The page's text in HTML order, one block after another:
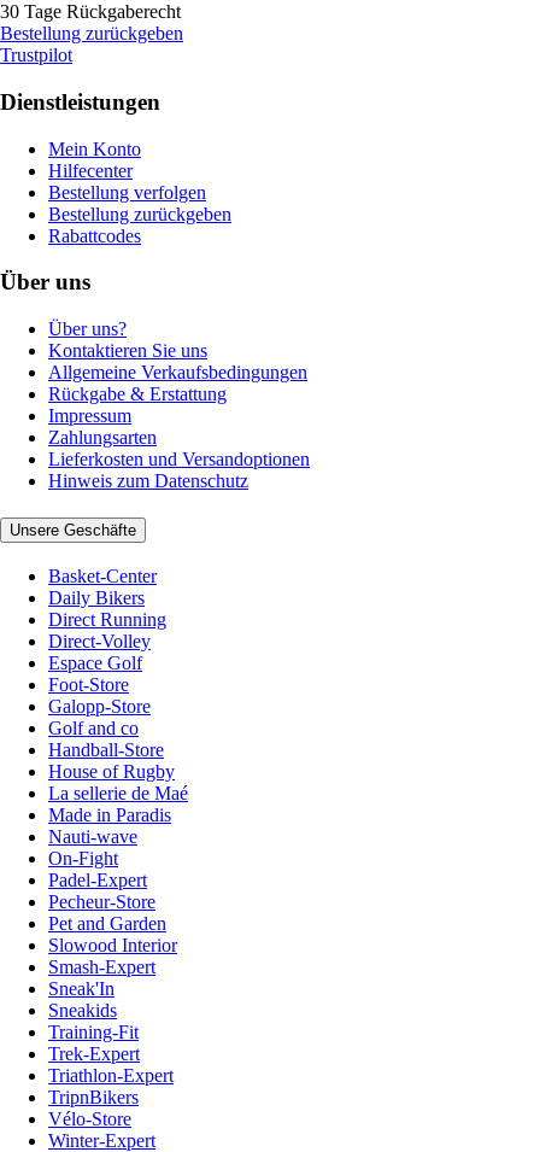
30 Tage Rückgaberecht
Bestellung zurückgeben
Trustpilot
Dienstleistungen
Mein Konto
Hilfecenter
Bestellung verfolgen
Bestellung zurückgeben
Rabattcodes
Über uns
Über uns?
Kontaktieren Sie uns
Allgemeine Verkaufsbedingungen
Rückgabe & Erstattung
Impressum
Zahlungsarten
Lieferkosten und Versandoptionen
Hinweis zum Datenschutz
Unsere Geschäfte
Basket-Center
Daily Bikers
Direct Running
Direct-Volley
Espace Golf
Foot-Store
Galopp-Store
Golf and co
Handball-Store
House of Rugby
La sellerie de Maé
Made in Paradis
Nauti-wave
On-Fight
Padel-Expert
Pecheur-Store
Pet and Garden
Slowood Interior
Smash-Expert
Sneak'In
Sneakids
Training-Fit
Trek-Expert
Triathlon-Expert
TripnBikers
Vélo-Store
Winter-Expert